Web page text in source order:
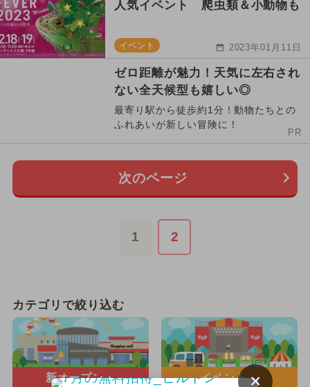
人気イベント 爬虫類＆小動物も
イベント 2023年01月11日
ゼロ距離が魅力！天気に左右され
ない全天候型も嬉しい◎
最寄り駅から徒歩約1分！動物たちとの
ふれあいが新しい冒険に！
PR
次のページ
1 2
カテゴリで絞り込む
新オープン・
イベント・
×